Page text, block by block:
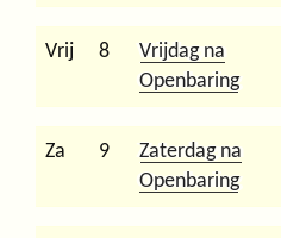
Vrij 8
Vrijdag na
Openbaring
Za 9
Zaterdag na
Openbaring